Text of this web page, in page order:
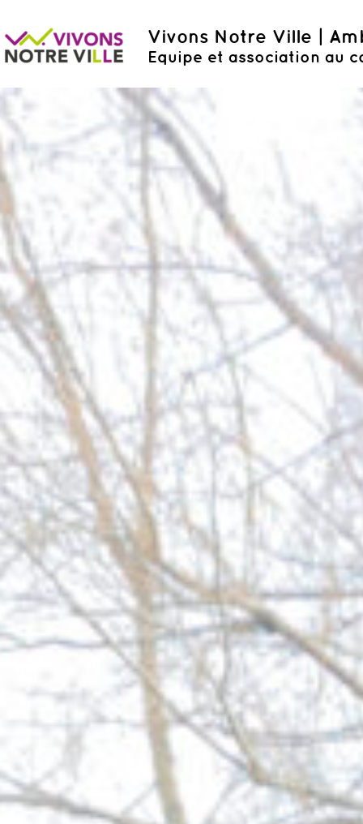
Vivons Notre Ville |
Equipe et association au